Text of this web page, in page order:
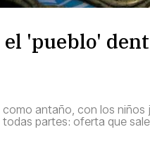
'pueblo'
antaño, con los niños
partes: oferta que